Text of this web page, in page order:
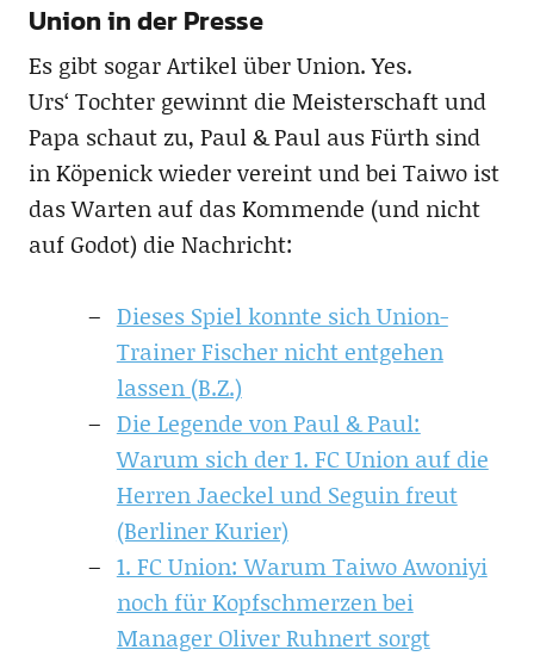
Union in der Presse
Es gibt sogar Artikel über Union. Yes.
Urs‘ Tochter gewinnt die Meisterschaft und
Papa schaut zu, Paul & Paul aus Fürth sind
in Köpenick wieder vereint und bei Taiwo ist
das Warten auf das Kommende (und nicht
auf Godot) die Nachricht:
Dieses Spiel konnte sich Union-
Trainer Fischer nicht entgehen
lassen (B.Z.)
Die Legende von Paul & Paul:
Warum sich der 1. FC Union auf die
Herren Jaeckel und Seguin freut
(Berliner Kurier)
1. FC Union: Warum Taiwo Awoniyi
noch für Kopfschmerzen bei
Manager Oliver Ruhnert sorgt